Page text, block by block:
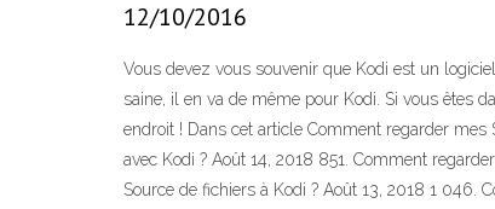
12/10/2016
Vous devez vous souvenir que Kodi est un
saine, il en va de même pour Kodi. Si vous êtes
endroit ! Dans cet article Comment regarder
avec Kodi ? Août 14, 2018 851. Comment
Source de fichiers à Kodi ? Août 13, 2018 1 046.